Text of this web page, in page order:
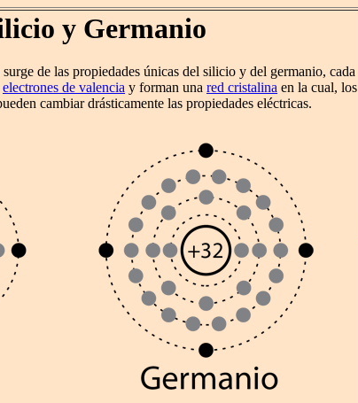
y Germanio
de las propiedades únicas del silicio y del germanio, cada
electrones de valencia y forman una red cristalina en la cual, los
cambiar drásticamente las propiedades eléctricas.